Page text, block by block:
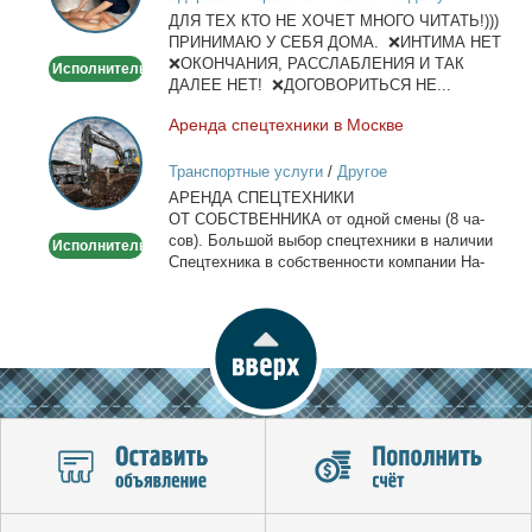
тела
Исполнитель
ДЛЯ ТЕХ КТО НЕ ХОЧЕТ МНОГО ЧИТАТЬ!)))
ПРИНИМАЮ У СЕБЯ ДОМА. ❌ИНТИМА НЕТ
❌ОКОНЧАНИЯ, РАССЛАБЛЕНИЯ И ТАК
ДАЛЕЕ НЕТ! ❌ДОГОВОРИТЬСЯ НЕ...
Аренда
спецтехники
в
Москве
Исполнитель
Арен­да спец­тех­ни­ки в Москве
Транспортные услуги/ Другое
АРЕНДА СПЕЦТЕХНИКИ
ОТ СОБСТВЕННИКА от од­ной сме­ны (8 ча­
сов). Боль­шой вы­бор спец­тех­ни­ки в на­ли­чии
Спец­тех­ни­ка в соб­ствен­но­сти ком­па­нии На­